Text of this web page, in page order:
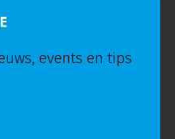
events en tips